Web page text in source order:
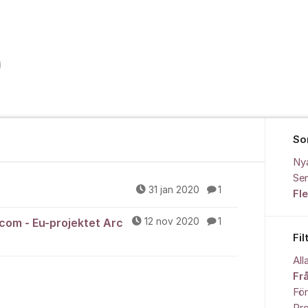
31 jan 2020 1
- Eu-projektet Arc 12 nov 2020 1